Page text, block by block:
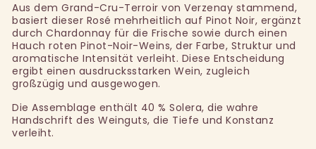
Aus dem Grand-Cru-Terroir von Verzenay stammend,
basiert dieser Rosé mehrheitlich auf Pinot Noir, ergänzt
durch Chardonnay für die Frische sowie durch einen
Hauch roten Pinot-Noir-Weins, der Farbe, Struktur und
aromatische Intensität verleiht. Diese Entscheidung
ergibt einen ausdrucksstarken Wein, zugleich
großzügig und ausgewogen.
Die Assemblage enthält 40 % Solera, die wahre
Handschrift des Weinguts, die Tiefe und Konstanz
verleiht.